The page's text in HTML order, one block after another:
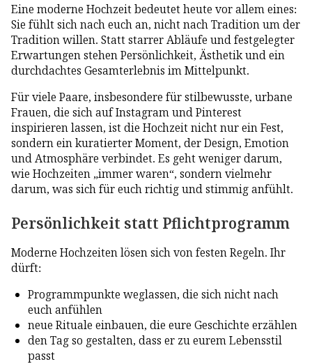
Eine moderne Hochzeit bedeutet heute vor allem eines:
Sie fühlt sich nach euch an, nicht nach Tradition um der
Tradition willen. Statt starrer Abläufe und festgelegter
Erwartungen stehen Persönlichkeit, Ästhetik und ein
durchdachtes Gesamterlebnis im Mittelpunkt.
Für viele Paare, insbesondere für stilbewusste, urbane
Frauen, die sich auf Instagram und Pinterest
inspirieren lassen, ist die Hochzeit nicht nur ein Fest,
sondern ein kuratierter Moment, der Design, Emotion
und Atmosphäre verbindet. Es geht weniger darum,
wie Hochzeiten „immer waren“, sondern vielmehr
darum, was sich für euch richtig und stimmig anfühlt.
Persönlichkeit statt Pflichtprogramm
Moderne Hochzeiten lösen sich von festen Regeln. Ihr
dürft:
Programmpunkte weglassen, die sich nicht nach
euch anfühlen
neue Rituale einbauen, die eure Geschichte erzählen
den Tag so gestalten, dass er zu eurem Lebensstil
passt